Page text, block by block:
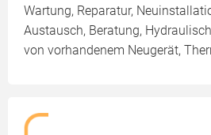
Wartung, Reparatur,
Austausch, Beratung,
von vorhandenem Neugerät,